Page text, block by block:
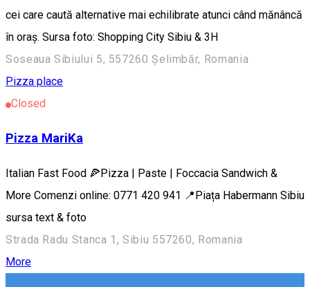
cei care caută alternative mai echilibrate atunci când mănâncă
în oraș. Sursa foto: Shopping City Sibiu & 3H
Soseaua Sibiului 5, 557260 Șelimbăr, Romania
Pizza place
Closed
Pizza MariKa
Italian Fast Food 🍕Pizza | Paste | Foccacia Sandwich &
More Comenzi online: 0771 420 941 📍Piața Habermann Sibiu
sursa text & foto
Strada Radu Stanca 1, Sibiu 557260, Romania
More